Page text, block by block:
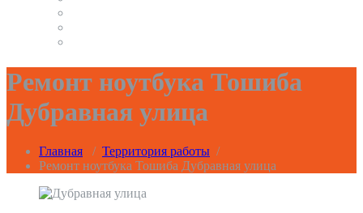
Ремонт ноутбука Тошиба
Дубравная улица
Главная / Территория работы /
Ремонт ноутбука Тошиба Дубравная улица